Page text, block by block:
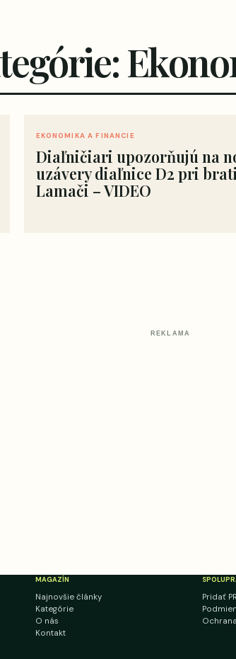
EKONOMIKA A FINANCIE
Diaľničiari upozorňujú na
uzávery diaľnice D2 pri
Lamači – VIDEO
REKLAMA
MAGAZÍN
Najnovšie články
Kategórie
O nás
Kontakt
Pridať